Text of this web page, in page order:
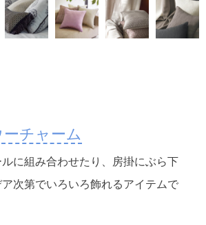
チャーム
に組み合わせたり、房掛にぶら下
次第でいろいろ飾れるアイテムで